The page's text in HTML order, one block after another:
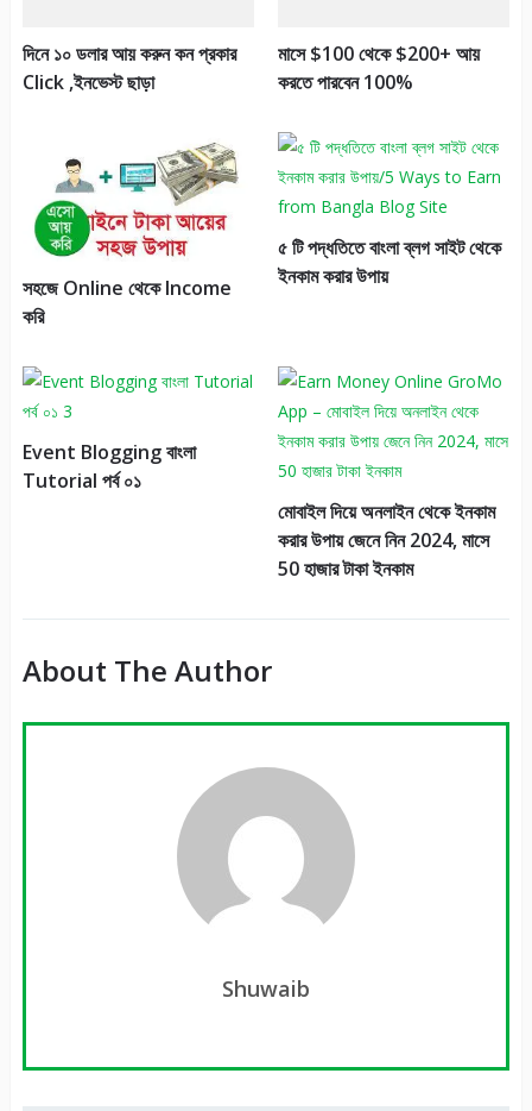
দিনে ১০ ডলার আয় করুন কন প্রকার
Click ,ইনভেস্ট ছাড়া
মাসে $100 থেকে $200+ আয়
করতে পারবেন 100%
সহজে Online থেকে Income
করি
৫ টি পদ্ধতিতে বাংলা ব্লগ সাইট থেকে
ইনকাম করার উপায়
Event Blogging বাংলা
Tutorial পর্ব ০১
মোবাইল দিয়ে অনলাইন থেকে ইনকাম
করার উপায় জেনে নিন 2024, মাসে
50 হাজার টাকা ইনকাম
About The Author
Shuwaib